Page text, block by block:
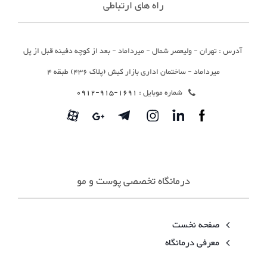
راه های ارتباطی
آدرس : تهران - ولیعصر شمال - میرداماد - بعد از کوچه دفینه قبل از پل
میرداماد - ساختمان اداری بازار کیش (پلاک 436) طبقه 4
شماره موبایل : 1691-915-0912
درمانگاه تخصصی پوست و مو
صفحه نخست
معرفی درمانگاه